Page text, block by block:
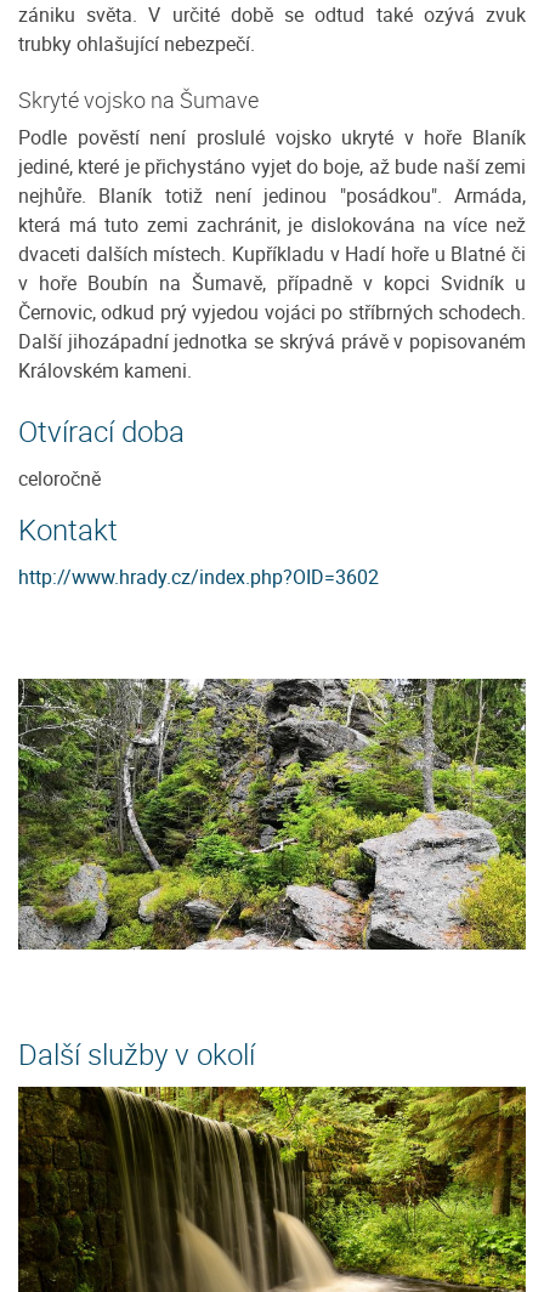
zániku světa. V určité době se odtud také ozývá zvuk
trubky ohlašující nebezpečí.
Skryté vojsko na Šumave
Podle pověstí není proslulé vojsko ukryté v hoře Blaník
jediné, které je přichystáno vyjet do boje, až bude naší zemi
nejhůře. Blaník totiž není jedinou "posádkou". Armáda,
která má tuto zemi zachránit, je dislokována na více než
dvaceti dalších místech. Kupříkladu v Hadí hoře u Blatné či
v hoře Boubín na Šumavě, případně v kopci Svidník u
Černovic, odkud prý vyjedou vojáci po stříbrných schodech.
Další jihozápadní jednotka se skrývá právě v popisovaném
Královském kameni.
Otvírací doba
celoročně
Kontakt
http://www.hrady.cz/index.php?OID=3602
Další služby v okolí